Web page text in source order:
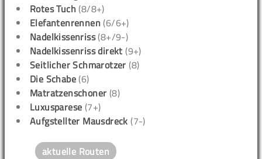
Rotes Tuch (8/8+)
Elefantenrennen (6/6+)
Nadelkissenriss(8+/9-)
Nadelkissenriss direkt (9+)
Seitlicher Schmarotzer (8)
Die Schabe (6)
Matratzenschoner (8)
Luxusparese (7+)
Aufgstellter Mausdreck (7-)
aktuelle Routen